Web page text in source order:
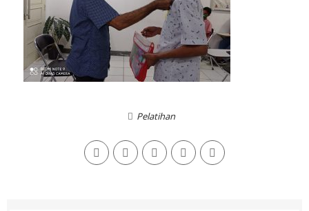
Pelatihan